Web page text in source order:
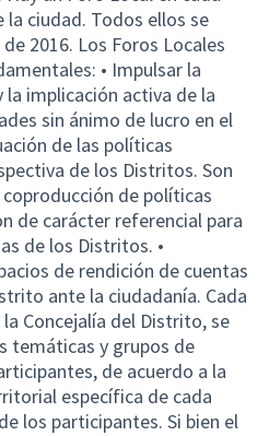
ciudad. Todos ellos se
2016. Los Foros Locales
• Impulsar la
implicación activa de la
sin ánimo de lucro en el
de las políticas
de los Distritos. Son
de políticas
de carácter referencial para
de los Distritos. •
de rendición de cuentas
ante la ciudadanía. Cada
Concejalía del Distrito, se
temáticas y grupos de
de acuerdo a la
específica de cada
los participantes. Si bien el